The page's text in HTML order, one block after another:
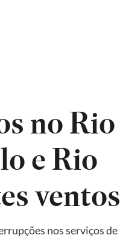
no Rio
e Rio
ventos
nos serviços de